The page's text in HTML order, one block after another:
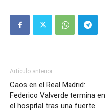
Artículo anterior
Caos en el Real Madrid:
Federico Valverde termina en
el hospital tras una fuerte